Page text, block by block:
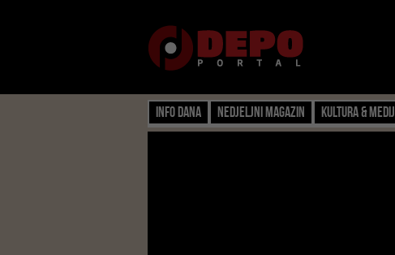
Info dana Nedjeljni magazin Kultura & Mediji